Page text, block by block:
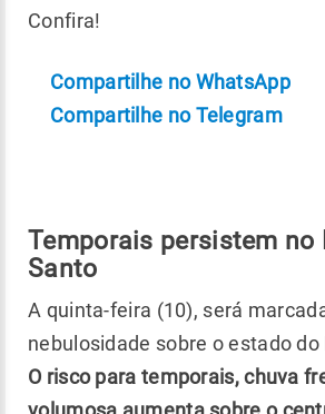
Confira!
Compartilhe no WhatsApp
Compartilhe no Telegram
Temporais persistem no
Santo
A quinta-feira (10), será
nebulosidade sobre o estado do
O risco para temporais, chuva